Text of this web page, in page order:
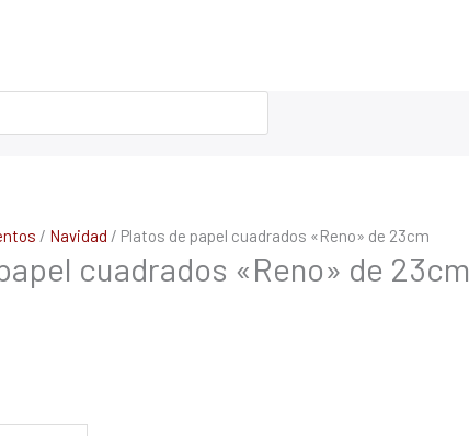
/ Navidad / Platos de papel cuadrados «Reno» de 23cm
cuadrados «Reno» de 23cm